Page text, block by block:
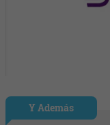
Y Además